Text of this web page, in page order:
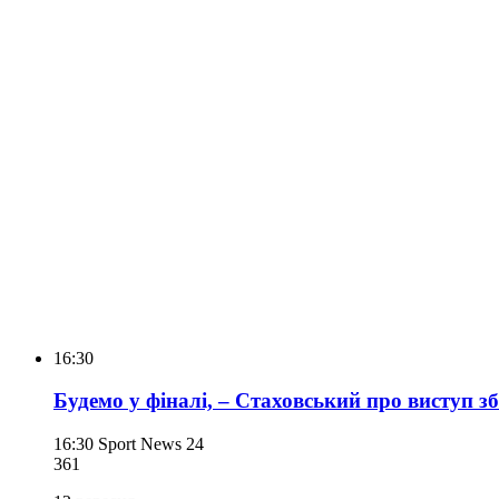
16:30
Будемо у фіналі, – Стаховський про виступ
16:30 Sport News 24
361